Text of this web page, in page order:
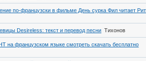
по-французски в фильме День сурка Фил читает
Desireless: текст и перевод песни Тихонов
французском языке смотреть скачать бесплатно